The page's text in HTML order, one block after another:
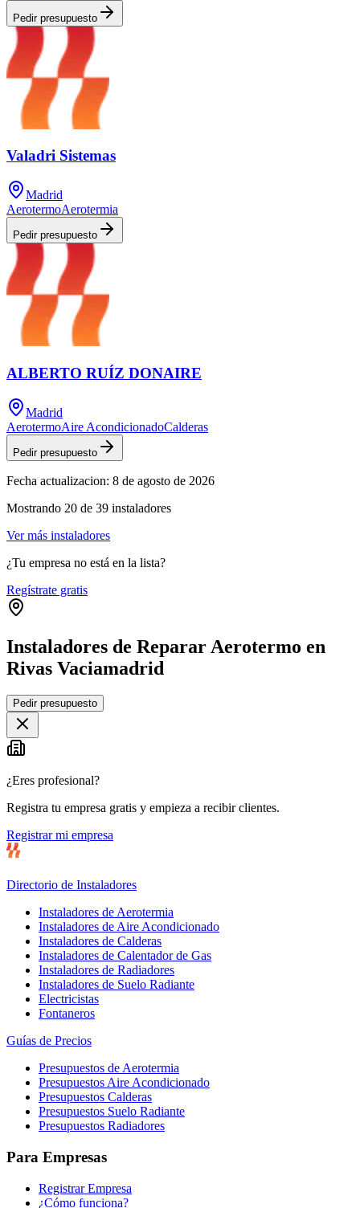
Pedir presupuesto
Valadri Sistemas
Madrid
AerotermoAerotermia
Pedir presupuesto
ALBERTO RUÍZ DONAIRE
Madrid
AerotermoAire AcondicionadoCalderas
Pedir presupuesto
Fecha actualizacion: 8 de agosto de 2026
Mostrando 20 de 39 instaladores
Ver más instaladores
¿Tu empresa no está en la lista?
Regístrate gratis
Instaladores de Reparar Aerotermo en
Rivas Vaciamadrid
+
−
Pedir presupuesto
¿Eres profesional?
Registra tu empresa gratis y empieza a recibir clientes.
Registrar mi empresa
Directorio de Instaladores
Instaladores de Aerotermia
Instaladores de Aire Acondicionado
Instaladores de Calderas
Instaladores de Calentador de Gas
Instaladores de Radiadores
Instaladores de Suelo Radiante
Electricistas
Fontaneros
Guías de Precios
Presupuestos de Aerotermia
Presupuestos Aire Acondicionado
Presupuestos Calderas
Presupuestos Suelo Radiante
Presupuestos Radiadores
Para Empresas
Registrar Empresa
¿Cómo funciona?